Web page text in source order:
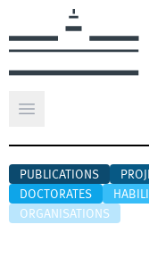
Open main menu
PUBLICATIONS
DOCTORATES
ORGANISATIONS